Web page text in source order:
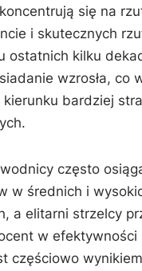
się na
i skutecznych
ostatnich kilku
wzrosła, co
bardziej
często
w średnich i
a elitarni strzelcy
w efektywności
częściowo